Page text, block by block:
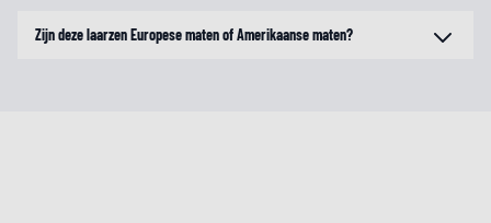
Zijn deze laarzen Europese maten of Amerikaanse maten?